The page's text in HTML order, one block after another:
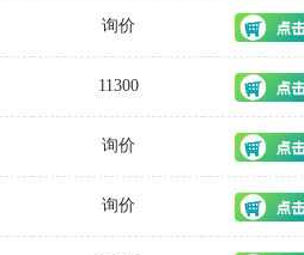
询价
11300
询价
询价